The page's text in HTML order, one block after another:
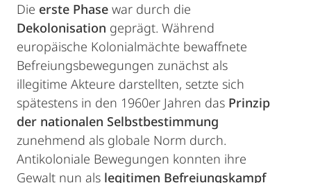
Die erste Phase war durch die
Dekolonisation geprägt. Während
europäische Kolonialmächte bewaffnete
Befreiungsbewegungen zunächst als
illegitime Akteure darstellten, setzte sich
spätestens in den 1960er Jahren das Prinzip
der nationalen Selbstbestimmung
zunehmend als globale Norm durch.
Antikoloniale Bewegungen konnten ihre
Gewalt nun als legitimen Befreiungskampf